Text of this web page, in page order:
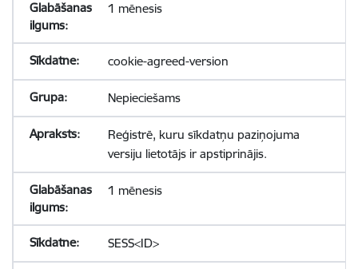
1 mēnesis
cookie-agreed-version
Nepieciešams
Reģistrē, kuru sīkdatņu paziņojuma
versiju lietotājs ir apstiprinājis.
1 mēnesis
SESS<ID>